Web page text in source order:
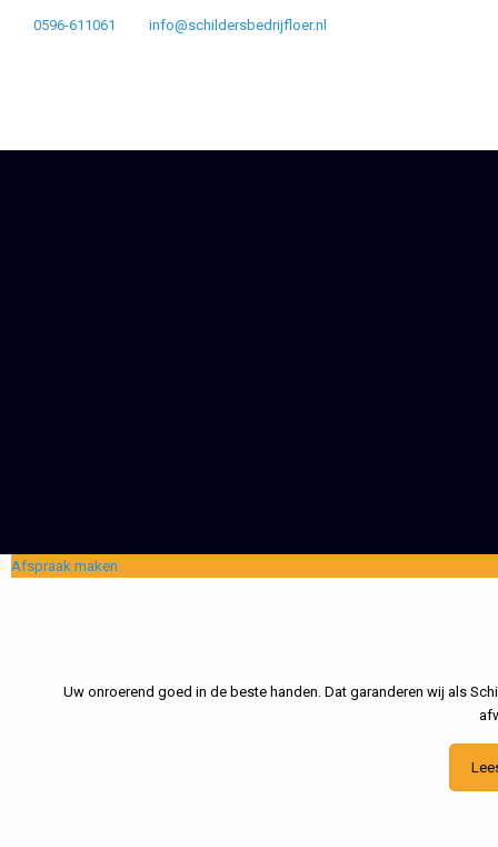
0596-611061 info@schildersbedrijfloer.nl
Afspraak maken
Uw onroerend goed in de beste handen. Dat garanderen wij als